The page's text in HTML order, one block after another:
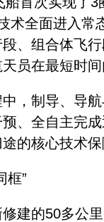
术全面进入
、组合体飞
员在最短时
制导、导航
、全自主完
的核心技术
”
的50多公里